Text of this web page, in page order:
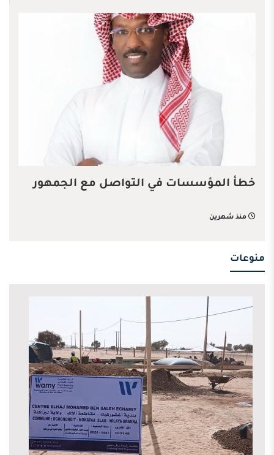
خطأ المؤسسات في التواصل مع الجمهور
منذ شهرين
منوعات